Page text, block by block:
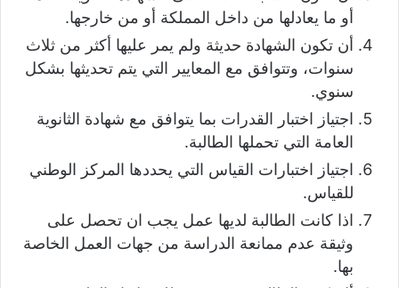
أو ما يعادلها من داخل المملكة أو من خارجها.
أن تكون الشهادة حديثة ولم يمر عليها أكثر من ثلاث
سنوات، وتتوافق مع المعايير التي يتم تحديثها بشكل
سنوي.
اجتياز اختبار القدرات بما يتوافق مع شهادة الثانوية
العامة التي تحملها الطالبة.
اجتياز اختبارات القياس التي يحددها المركز الوطني
للقياس.
اذا كانت الطالبة لديها عمل يجب ان تحصل على
وثيقة عدم ممانعة الدراسة من جهات العمل الخاصة
بها.